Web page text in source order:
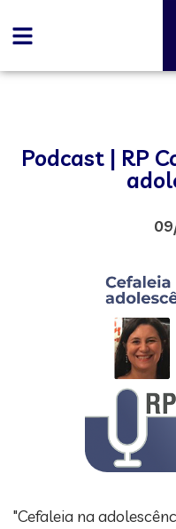
Podcast | RP
"Cefaleia na